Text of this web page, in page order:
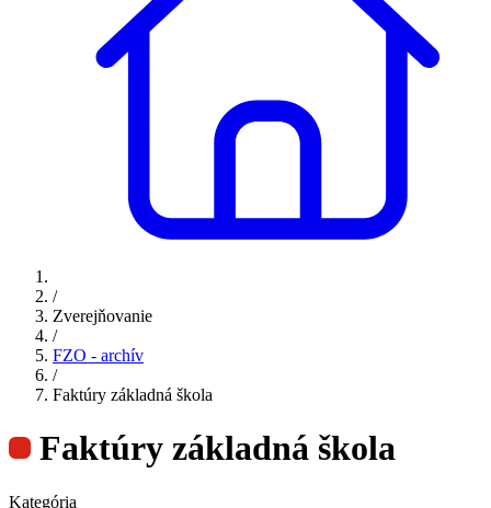
/
Zverejňovanie
/
FZO - archív
/
Faktúry základná škola
Faktúry základná škola
Kategória